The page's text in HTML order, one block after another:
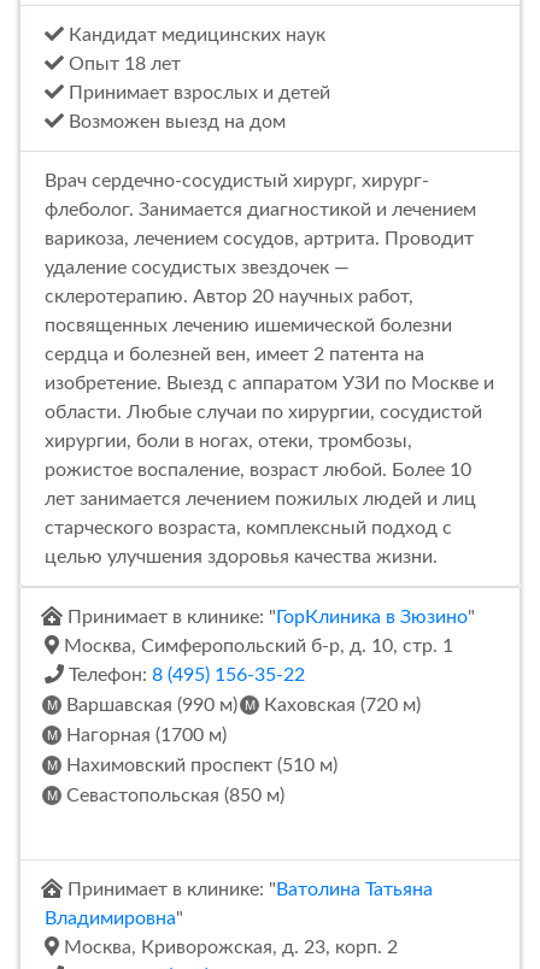
Кандидат медицинских наук
Опыт 18 лет
Принимает взрослых и детей
Возможен выезд на дом
Врач сердечно-сосудистый хирург, хирург-
флеболог. Занимается диагностикой и лечением
варикоза, лечением сосудов, артрита. Проводит
удаление сосудистых звездочек —
склеротерапию. Автор 20 научных работ,
посвященных лечению ишемической болезни
сердца и болезней вен, имеет 2 патента на
изобретение. Выезд с аппаратом УЗИ по Москве и
области. Любые случаи по хирургии, сосудистой
хирургии, боли в ногах, отеки, тромбозы,
рожистое воспаление, возраст любой. Более 10
лет занимается лечением пожилых людей и лиц
старческого возраста, комплексный подход с
целью улучшения здоровья качества жизни.
Принимает в клинике: " ГорКлиника в Зюзино"
Москва, Симферопольский б-р, д. 10, стр. 1
Телефон: 8 (495) 156-35-22
Варшавская (990 м)
Каховская (720 м)
Нагорная (1700 м)
Нахимовский проспект (510 м)
Севастопольская (850 м)
Принимает в клинике: " Ватолина Татьяна
Владимировна"
Москва, Криворожская, д. 23, корп. 2